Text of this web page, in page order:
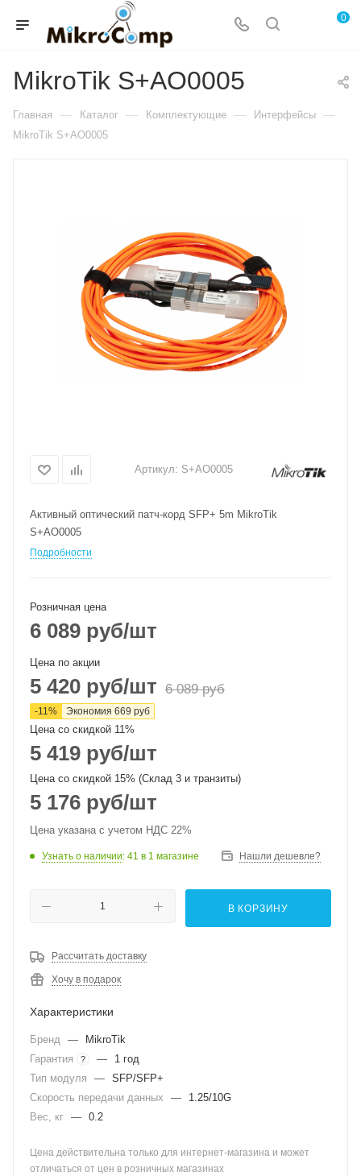
0
MikroTik S+AO0005
Главная — Каталог — Комплектующие — Интерфейсы —
MikroTik S+AO0005
Артикул: S+AO0005
Активный оптический патч-корд SFP+ 5m MikroTik
S+AO0005
Подробности
Розничная цена
6 089 руб/шт
Цена по акции
5 420 руб/шт 6 089руб
-11% Экономия 669 руб
Цена со скидкой 11%
5 419 руб/шт
Цена со скидкой 15% (Склад 3 и транзиты)
5 176 руб/шт
Цена указана с учетом НДС 22%
Узнать о наличии: 41 в 1 магазине Нашли дешевле?
В КОРЗИНУ
Рассчитать доставку
Хочу в подарок
Характеристики
Бренд —
MikroTik
Гарантия
? —
1 год
Тип модуля
— SFP/SFP+
Скорость передачи данных
—
1.25/10G
Вес, кг — 0.2
Цена действительна только для интернет-магазина и может
отличаться от цен в розничных магазинах